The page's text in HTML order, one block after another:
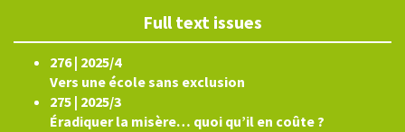
Full text issues
276 | 2025/4
Vers une école sans exclusion
275 | 2025/3
Éradiquer la misère… quoi qu’il en coûte ?